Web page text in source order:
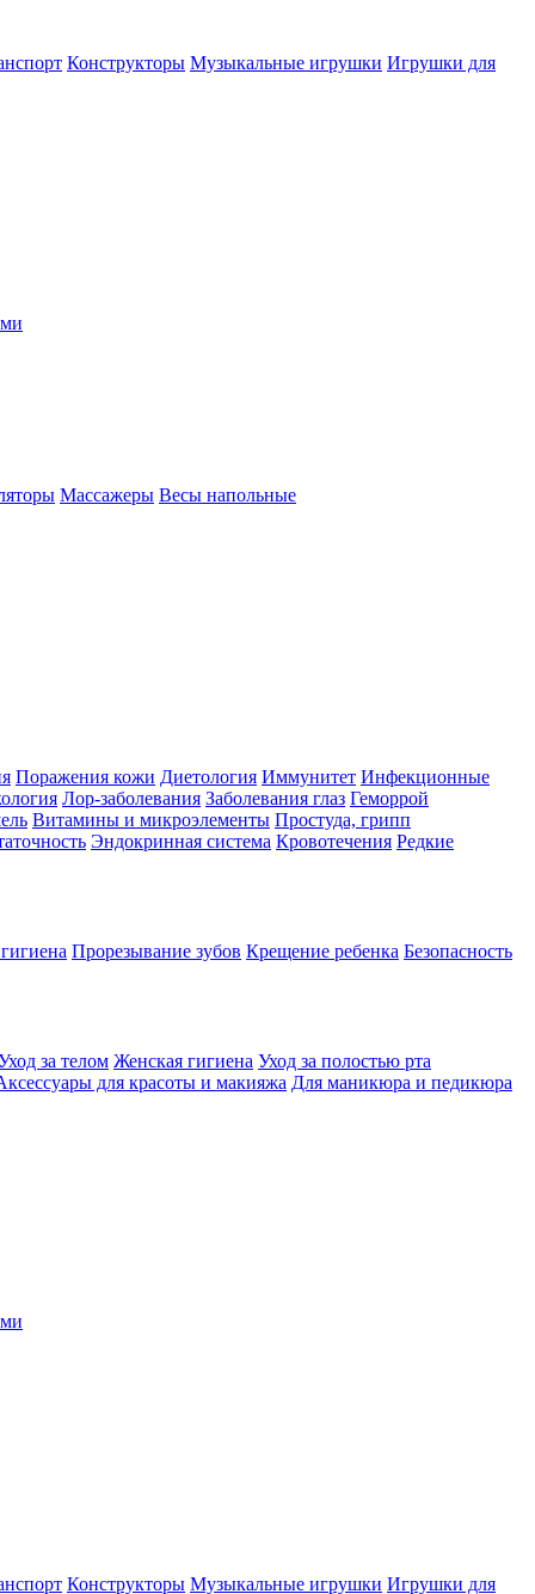
Конструкторы Музыкальные игрушки Игрушки для
Массажеры Весы напольные
Поражения кожи Диетология Иммунитет Инфекционные
Лор-заболевания Заболевания глаз Геморрой
Витамины и микроэлементы Простуда, грипп
Эндокринная система Кровотечения Редкие
Прорезывание зубов Крещение ребенка Безопасность
за телом Женская гигиена Уход за полостью рта
для красоты и макияжа Для маникюра и педикюра
Конструкторы Музыкальные игрушки Игрушки для